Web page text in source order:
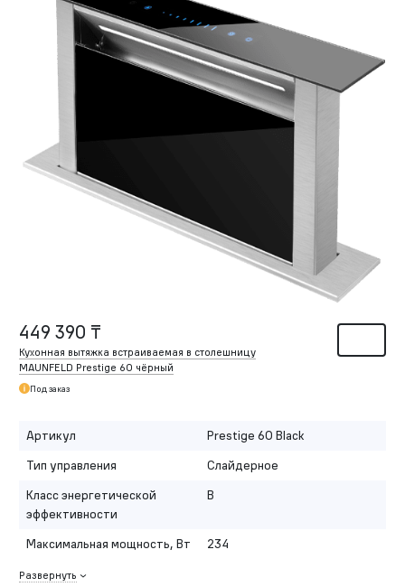
449 390 ₸
Кухонная вытяжка встраиваемая в столешницу
MAUNFELD Prestige 60 чёрный
Под заказ
Артикул
Prestige 60 Black
Тип управления
Слайдерное
Класс энергетической
эффективности
B
Максимальная мощность, Вт 234
Развернуть